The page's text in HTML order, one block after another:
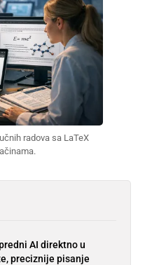
radova sa LaTeX
AI direktno u
preciznije pisanje